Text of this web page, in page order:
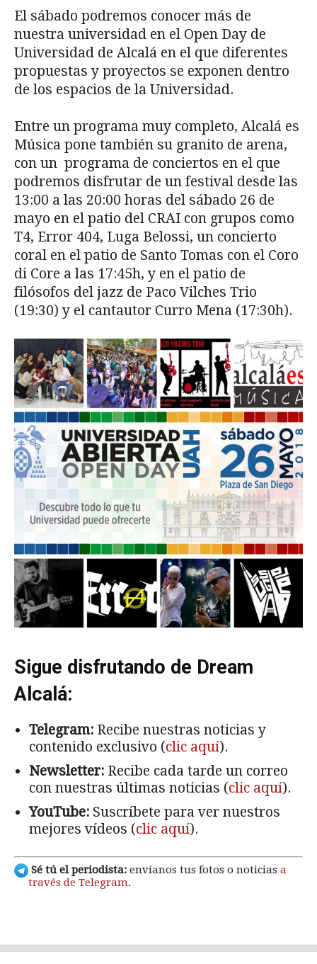
El sábado podremos conocer más de
nuestra universidad en el Open Day de
Universidad de Alcalá en el que diferentes
propuestas y proyectos se exponen dentro
de los espacios de la Universidad.
Entre un programa muy completo, Alcalá es
Música pone también su granito de arena,
con un programa de conciertos en el que
podremos disfrutar de un festival desde las
13:00 a las 20:00 horas del sábado 26 de
mayo en el patio del CRAI con grupos como
T4, Error 404, Luga Belossi, un concierto
coral en el patio de Santo Tomas con el Coro
di Core a las 17:45h, y en el patio de
filósofos del jazz de Paco Vilches Trio
(19:30) y el cantautor Curro Mena (17:30h).
Sigue disfrutando de Dream
Alcalá:
Telegram: Recibe nuestras noticias y
contenido exclusivo (clic aquí).
Newsletter: Recibe cada tarde un correo
con nuestras últimas noticias (clic aquí).
YouTube: Suscríbete para ver nuestros
mejores vídeos (clic aquí).
Sé tú el periodista: envíanos tus fotos o noticias a
través de Telegram.